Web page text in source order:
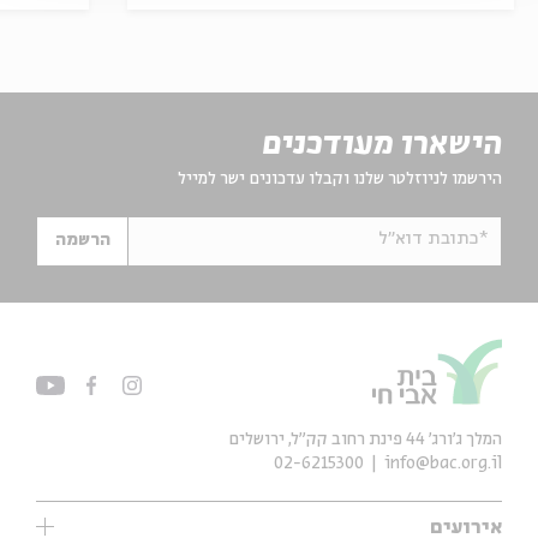
הישארו מעודכנים
הירשמו לניוזלטר שלנו וקבלו עדכונים ישר למייל
*כתובת דוא"ל הרשמה
אירועים
המלך ג'ורג' 44 פינת רחוב קק״ל, ירושלים
info@bac.org.il
02-6215300